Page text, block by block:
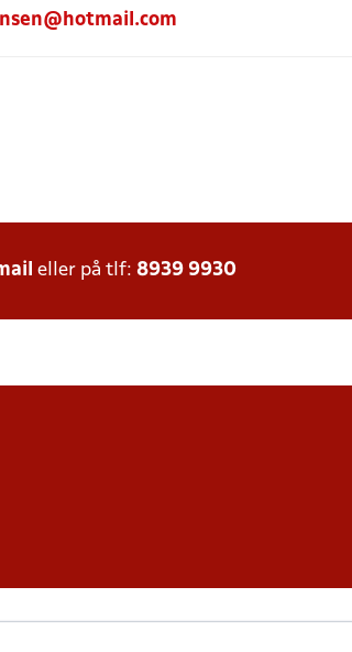
eller på tlf: 8939 9930